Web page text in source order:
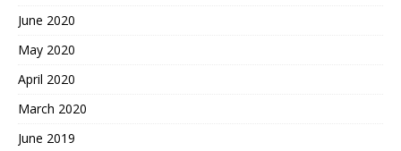
June 2020
May 2020
April 2020
March 2020
June 2019